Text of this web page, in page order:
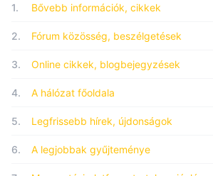
1. Bővebb információk, cikkek
2. Fórum közösség, beszélgetések
3. Online cikkek, blogbejegyzések
4. A hálózat főoldala
5. Legfrissebb hírek, újdonságok
6. A legjobbak gyűjteménye